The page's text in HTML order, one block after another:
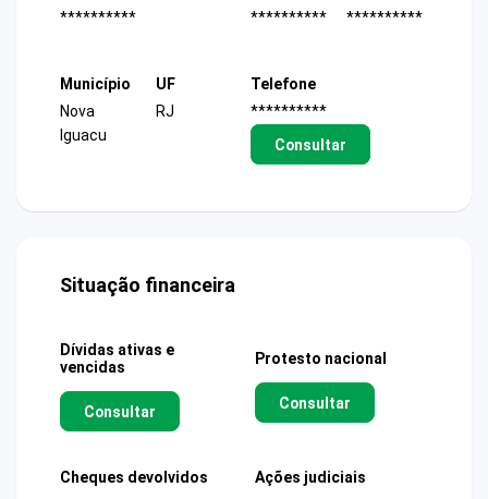
**********
**********
**********
Município
Nova
Iguacu
UF
RJ
Telefone
**********
Consultar
Situação financeira
Dívidas ativas e
vencidas
Consultar
Protesto nacional
Consultar
Cheques devolvidos Ações judiciais